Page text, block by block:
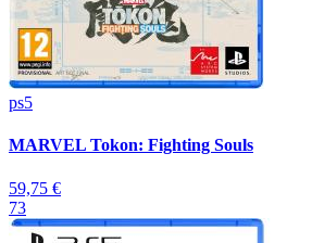
ps5
MARVEL Tokon: Fighting Souls
59,75 €
73